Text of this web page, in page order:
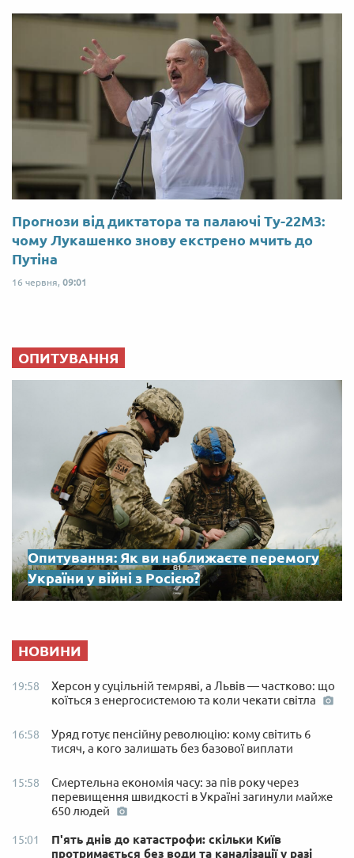
Прогнози від диктатора та палаючі Ту-22М3:
чому Лукашенко знову екстрено мчить до
Путіна
16 червня, 09:01
ОПИТУВАННЯ
Опитування: Як ви наближаєте перемогу
України у війні з Росією?
НОВИНИ
19:58
Херсон у суцільній темряві, а Львів — частково: що
коїться з енергосистемою та коли чекати світла
16:58
Уряд готує пенсійну революцію: кому світить 6
тисяч, а кого залишать без базової виплати
15:58
Смертельна економія часу: за пів року через
перевищення швидкості в Україні загинули майже
650 людей
15:01
П'ять днів до катастрофи: скільки Київ
протримається без води та каналізації у разі